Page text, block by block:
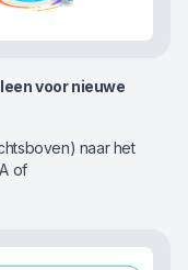
voor nieuwe
naar het
of